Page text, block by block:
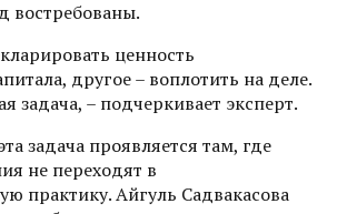
востребованы.
ценность
другое – воплотить на деле.
задача, – подчеркивает эксперт.
задача проявляется там, где
не переходят в
практику. Айгуль Садвакасова